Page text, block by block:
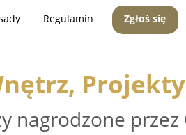
Regulamin Zgłoś się
nagrodzone przez